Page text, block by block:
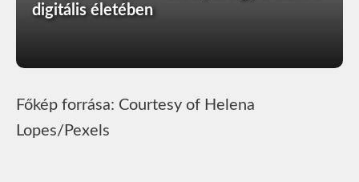
digitális életében
Főkép forrása: Courtesy of Helena
Lopes/Pexels